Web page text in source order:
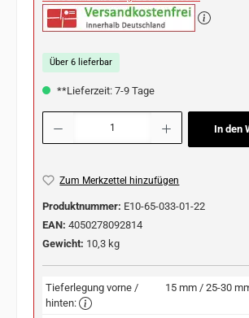
Über 6 lieferbar
**Lieferzeit: 7-9 Tage
Produkt Anzahl: Gib den gewünschten Wert ein
In den
Zum Merkzettel hinzufügen
Produktnummer: E10-65-033-01-22
EAN: 4050278092814
Gewicht: 10,3 kg
Tieferlegung vorne /
hinten:
15 mm / 25-30